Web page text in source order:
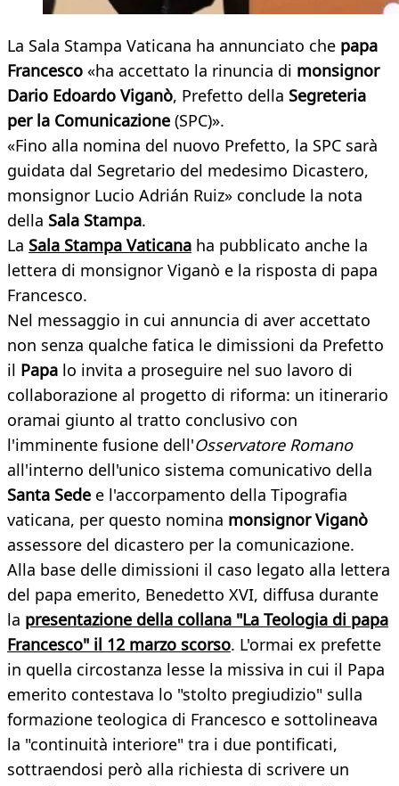
La Sala Stampa Vaticana ha annunciato che papa
Francesco «ha accettato la rinuncia di monsignor
Dario Edoardo Viganò, Prefetto della Segreteria
per la Comunicazione (SPC)».
«Fino alla nomina del nuovo Prefetto, la SPC sarà
guidata dal Segretario del medesimo Dicastero,
monsignor Lucio Adrián Ruiz» conclude la nota
della Sala Stampa.
La Sala Stampa Vaticana ha pubblicato anche la
lettera di monsignor Viganò e la risposta di papa
Francesco.
Nel messaggio in cui annuncia di aver accettato
non senza qualche fatica le dimissioni da Prefetto
il Papa lo invita a proseguire nel suo lavoro di
collaborazione al progetto di riforma: un itinerario
oramai giunto al tratto conclusivo con
l'imminente fusione dell'Osservatore Romano
all'interno dell'unico sistema comunicativo della
Santa Sede e l'accorpamento della Tipografia
vaticana, per questo nomina monsignor Viganò
assessore del dicastero per la comunicazione.
Alla base delle dimissioni il caso legato alla lettera
del papa emerito, Benedetto XVI, diffusa durante
la presentazione della collana "La Teologia di papa
Francesco" il 12 marzo scorso. L'ormai ex prefette
in quella circostanza lesse la missiva in cui il Papa
emerito contestava lo "stolto pregiudizio" sulla
formazione teologica di Francesco e sottolineava
la "continuità interiore" tra i due pontificati,
sottraendosi però alla richiesta di scrivere un